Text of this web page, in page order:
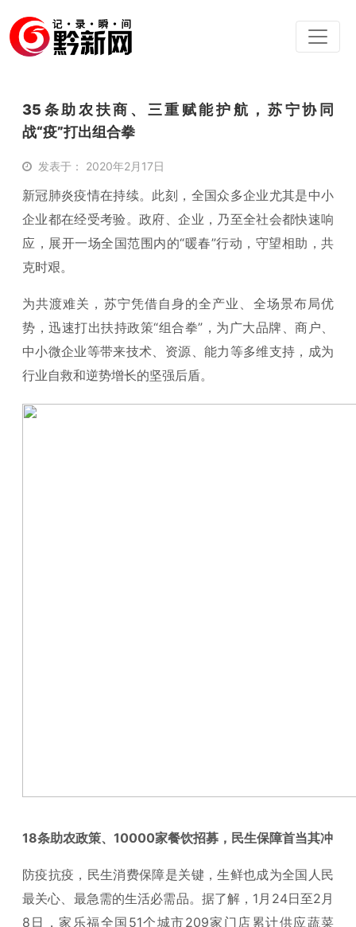
35条助农扶商、三重赋能护航，苏宁协同
战“疫”打出组合拳
发表于： 2020年2月17日
新冠肺炎疫情在持续。此刻，全国众多企业尤其是中小
企业都在经受考验。政府、企业，乃至全社会都快速响
应，展开一场全国范围内的“暖春”行动，守望相助，共
克时艰。
为共渡难关，苏宁凭借自身的全产业、全场景布局优
势，迅速打出扶持政策“组合拳”，为广大品牌、商户、
中小微企业等带来技术、资源、能力等多维支持，成为
行业自救和逆势增长的坚强后盾。
18条助农政策、10000家餐饮招募，民生保障首当其冲
防疫抗疫，民生消费保障是关键，生鲜也成为全国人民
最关心、最急需的生活必需品。据了解，1月24日至2月
8日，家乐福全国51个城市209家门店累计供应蔬菜